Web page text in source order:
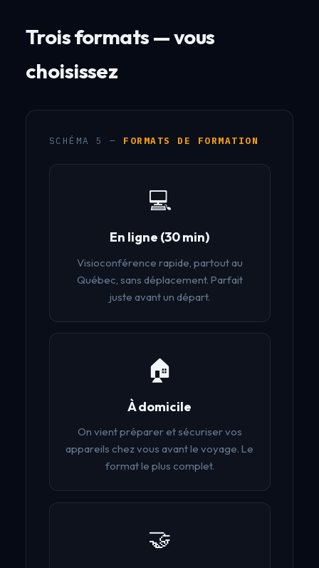
Trois formats — vous
choisissez
SCHÉMA 5 — FORMATS DE FORMATION
💻
En ligne (30 min)
Visioconférence rapide, partout au
Québec, sans déplacement. Parfait
juste avant un départ.
🏠
À domicile
On vient préparer et sécuriser vos
appareils chez vous avant le voyage. Le
format le plus complet.
🤝